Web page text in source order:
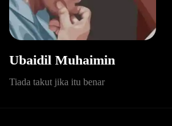
Ubaidil Muhaimin
Tiada takut jika itu benar